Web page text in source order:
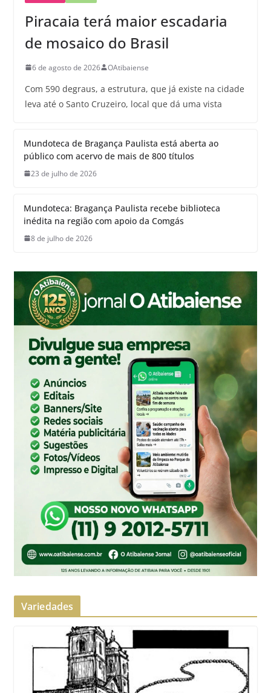
Piracaia terá maior escadaria
de mosaico do Brasil
6 de agosto de 2026 OAtibaiense
Com 590 degraus, a estrutura, que já existe na cidade
leva até o Santo Cruzeiro, local que dá uma vista
Mundoteca de Bragança Paulista está aberta ao
público com acervo de mais de 800 títulos
23 de julho de 2026
Mundoteca: Bragança Paulista recebe biblioteca
inédita na região com apoio da Comgás
8 de julho de 2026
Variedades